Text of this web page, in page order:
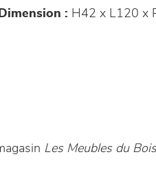
Dimension : H42 x L120 x
Les Meubles du